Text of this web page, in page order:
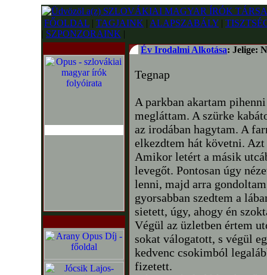
FŐOLDAL | TAGJAINK | ALAPSZABÁLY |
| SZPONZORAINK |
Év Irodalmi Alkotása: Jelige:
Tegnap
A parkban akartam
megláttam. A szürke
az irodában hagytam. A
elkezdtem hát követni.
Amikor letért a másik
levegőt. Pontosan úgy
lenni, majd arra
gyorsabban szedtem a
sietett, úgy, ahogy én
Végül az üzletben értem
sokat válogatott, s végül
kedvenc csokimból
fizetett.